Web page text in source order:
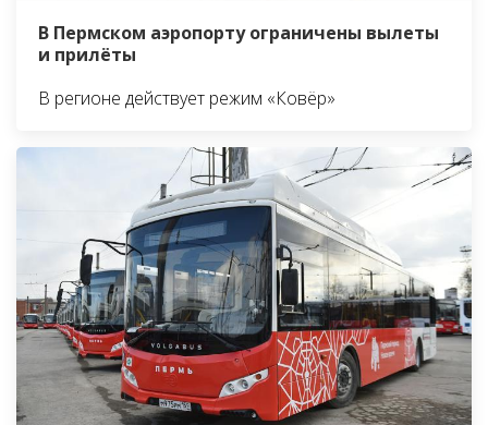
В Пермском аэропорту ограничены вылеты
и прилёты
В регионе действует режим «Ковёр»